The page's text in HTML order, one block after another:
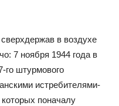
в воздухе
7 ноября 1944 года в
го штурмового
истребителями-
поначалу